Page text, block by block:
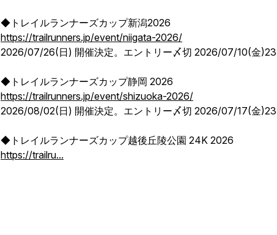
◆トレイルランナーズカップ新潟2026
https://trailrunners.jp/event/niigata-2026/
2026/07/26(日) 開催決定。エントリー〆切 2026/07/10(金
◆トレイルランナーズカップ静岡 2026
https://trailrunners.jp/event/shizuoka-2026/
2026/08/02(日) 開催決定。エントリー〆切 2026/07/17(金
◆トレイルランナーズカップ越後丘陵公園 24K 2026
https://trailru...